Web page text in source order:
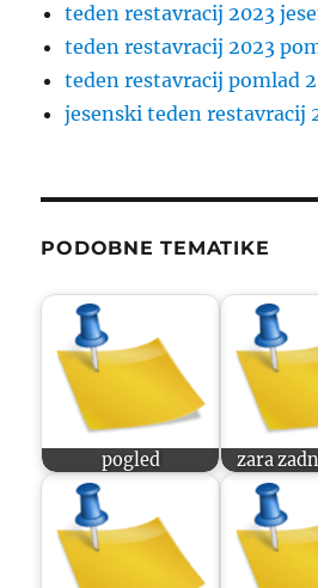
teden restavracij 2023
teden restavracij 2023
teden restavracij pomlad
jesenski teden restavracij
PODOBNE TEMATIKE
pogled zara